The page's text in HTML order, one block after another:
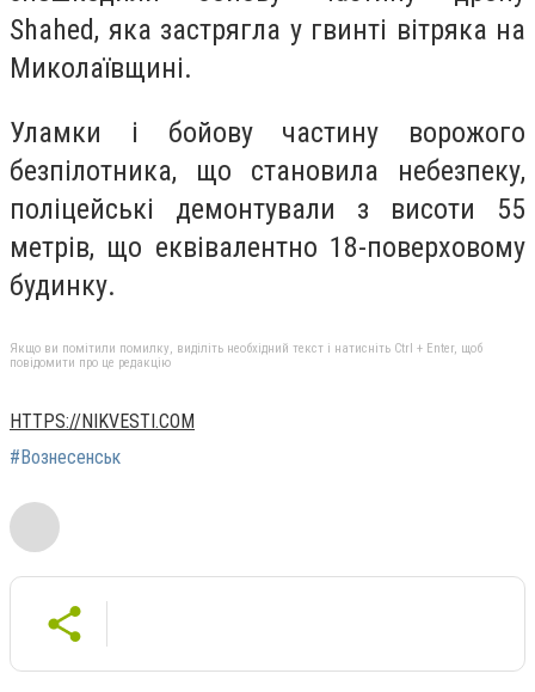
Shahed, яка застрягла у гвинті вітряка на
Миколаївщині.
Уламки і бойову частину ворожого
безпілотника, що становила небезпеку,
поліцейські демонтували з висоти 55
метрів, що еквівалентно 18-поверховому
будинку.
Якщо ви помітили помилку, виділіть необхідний текст і натисніть Ctrl + Enter, щоб
повідомити про це редакцію
HTTPS://NIKVESTI.COM
#Вознесенськ